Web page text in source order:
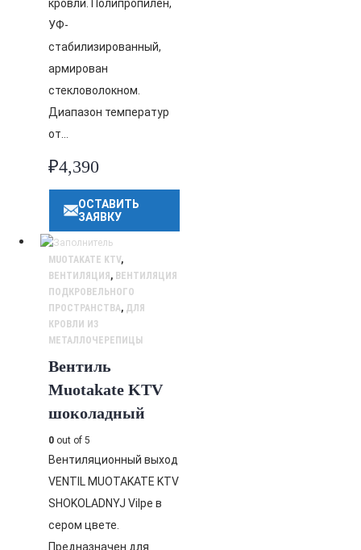
кровли. Полипропилен,
УФ-
стабилизированный,
армирован
стекловолокном.
Диапазон температур
от…
₽4,390
ОСТАВИТЬ
ЗАЯВКУ
MUOTAKATE KTV,
ВЕНТИЛЯЦИЯ, ВЕНТИЛЯЦИЯ
ПОДКРОВЕЛЬНОГО
ПРОСТРАНСТВА, ДЛЯ
КРОВЛИ ИЗ
МЕТАЛЛОЧЕРЕПИЦЫ
Вентиль
Muotakate KTV
шоколадный
0 out of 5
Вентиляционный выход
VENTIL MUOTAKATE KTV
SHOKOLADNYJ Vilpe в
сером цвете.
Предназначен для